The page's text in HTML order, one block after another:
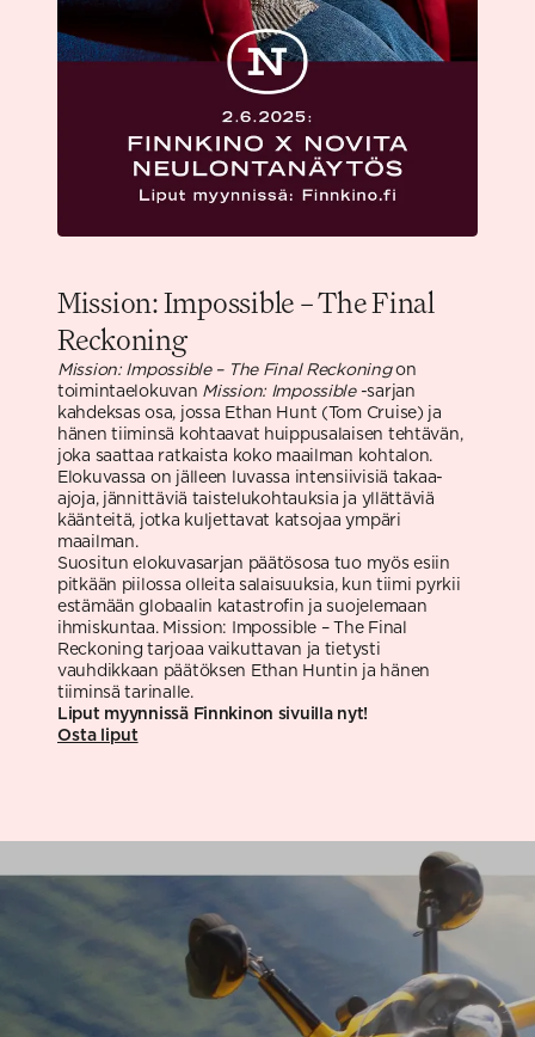
Mission: Impossible – The Final
Reckoning
Mission: Impossible – The Final Reckoningon
toimintaelokuvan Mission: Impossible-sarjan
kahdeksas osa, jossa Ethan Hunt (Tom Cruise) ja
hänen tiiminsä kohtaavat huippusalaisen tehtävän,
joka saattaa ratkaista koko maailman kohtalon.
Elokuvassa on jälleen luvassa intensiivisiä takaa-
ajoja, jännittäviä taistelukohtauksia ja yllättäviä
käänteitä, jotka kuljettavat katsojaa ympäri
maailman.
Suositun elokuvasarjan päätösosa tuo myös esiin
pitkään piilossa olleita salaisuuksia, kun tiimi pyrkii
estämään globaalin katastrofin ja suojelemaan
ihmiskuntaa. Mission: Impossible – The Final
Reckoning tarjoaa vaikuttavan ja tietysti
vauhdikkaan päätöksen Ethan Huntin ja hänen
tiiminsä tarinalle.
Liput myynnissä Finnkinon sivuilla nyt!
Osta liput